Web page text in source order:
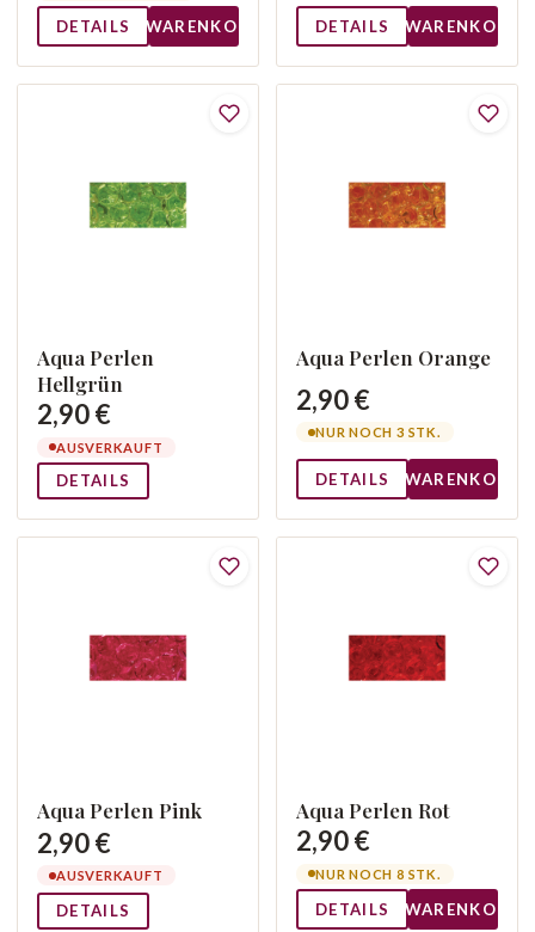
DETAILS WARENKORB DETAILS WARENKORB
Aqua Perlen
Hellgrün
2,90 €
AUSVERKAUFT
DETAILS
Aqua Perlen Orange
2,90 €
NUR NOCH 3 STK.
DETAILS WARENKORB
Aqua Perlen Pink
2,90 €
AUSVERKAUFT
DETAILS
Aqua Perlen Rot
2,90 €
NUR NOCH 8 STK.
DETAILS WARENKORB